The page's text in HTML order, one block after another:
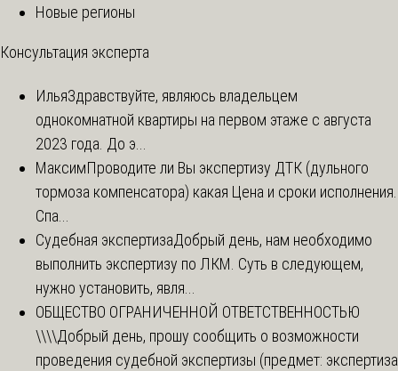
Новые регионы
Консультация эксперта
ИльяЗдравствуйте, являюсь владельцем
однокомнатной квартиры на первом этаже с августа
2023 года. До э...
МаксимПроводите ли Вы экспертизу ДТК (дульного
тормоза компенсатора) какая Цена и сроки исполнения.
Спа...
Судебная экспертизаДобрый день, нам необходимо
выполнить экспертизу по ЛКМ. Суть в следующем,
нужно установить, явля...
ОБЩЕСТВО ОГРАНИЧЕННОЙ ОТВЕТСТВЕННОСТЬЮ
\\\\Добрый день, прошу сообщить о возможности
проведения судебной экспертизы (предмет: экспертиза